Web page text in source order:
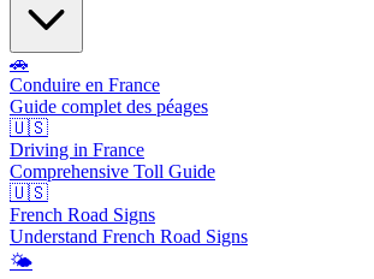
🚗
Conduire en France
Guide complet des péages
🇺🇸
Driving in France
Comprehensive Toll Guide
🇺🇸
French Road Signs
Understand French Road Signs
🌤️